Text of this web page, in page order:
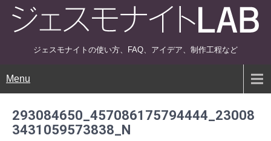
ジェスモナイトの使い方、FAQ、アイデア、制作工程など
Menu
293084650_457086175794444_23008
3431059573838_N